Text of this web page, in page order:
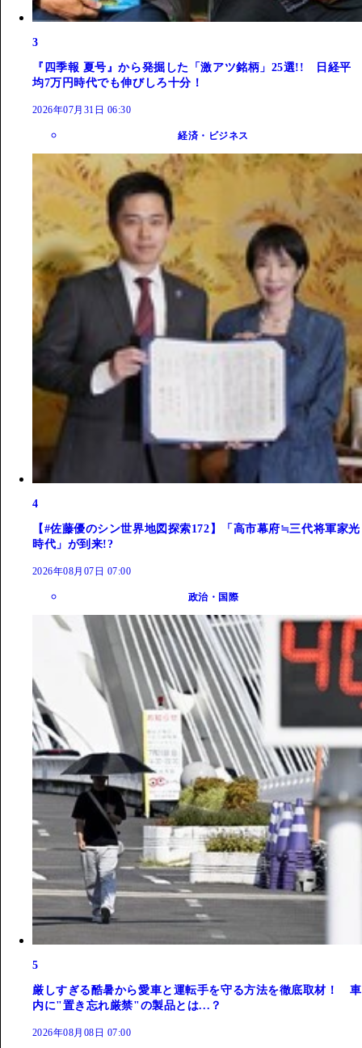
3
『四季報 夏号』から発掘した「激アツ銘柄」25選!! 日経平
均7万円時代でも伸びしろ十分！
2026年07月31日 06:30
経済・ビジネス
4
【#佐藤優のシン世界地図探索172】「高市幕府≒三代将軍家光
時代」が到来!?
2026年08月07日 07:00
政治・国際
5
厳しすぎる酷暑から愛車と運転手を守る方法を徹底取材！ 車
内に"置き忘れ厳禁"の製品とは...？
2026年08月08日 07:00